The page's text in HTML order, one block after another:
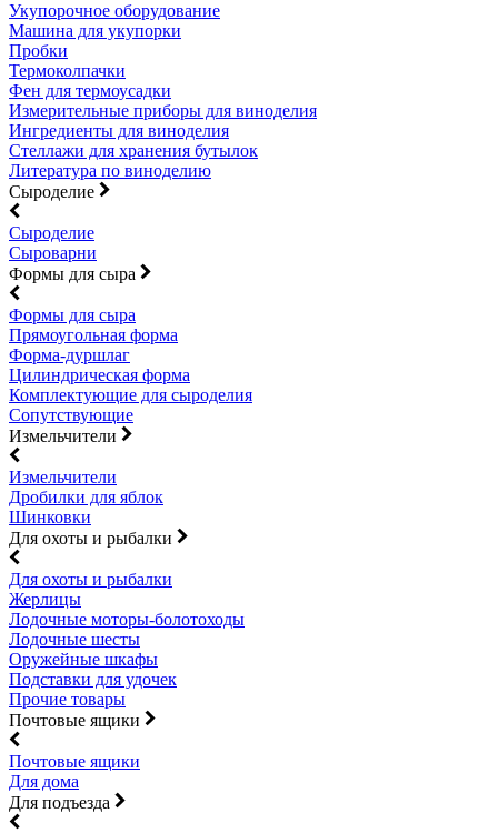
Укупорочное оборудование
Машина для укупорки
Пробки
Термоколпачки
Фен для термоусадки
Измерительные приборы для виноделия
Ингредиенты для виноделия
Стеллажи для хранения бутылок
Литература по виноделию
Сыроделие
Сыроделие
Сыроварни
Формы для сыра
Формы для сыра
Прямоугольная форма
Форма-дуршлаг
Цилиндрическая форма
Комплектующие для сыроделия
Сопутствующие
Измельчители
Измельчители
Дробилки для яблок
Шинковки
Для охоты и рыбалки
Для охоты и рыбалки
Жерлицы
Лодочные моторы-болотоходы
Лодочные шесты
Оружейные шкафы
Подставки для удочек
Прочие товары
Почтовые ящики
Почтовые ящики
Для дома
Для подъезда